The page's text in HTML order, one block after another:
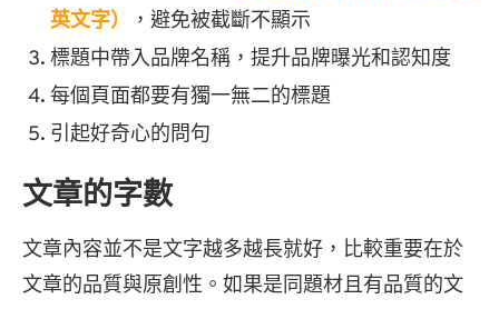
英文字）
，避免被截斷不顯示
標題中帶入品牌名稱，提升品牌曝光和認知度
每個頁面都要有獨一無二的標題
引起好奇心的問句
文章的字數
文章內容並不是文字越多越長就好，比較重要在於
文章的品質與原創性。如果是同題材且有品質的文